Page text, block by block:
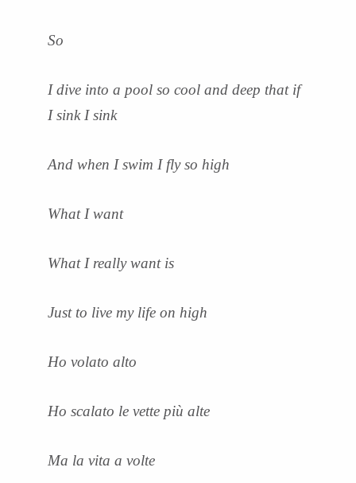
So
I dive into a pool so cool and deep that if
I sink I sink
And when I swim I fly so high
What I want
What I really want is
Just to live my life on high
Ho volato alto
Ho scalato le vette più alte
Ma la vita a volte